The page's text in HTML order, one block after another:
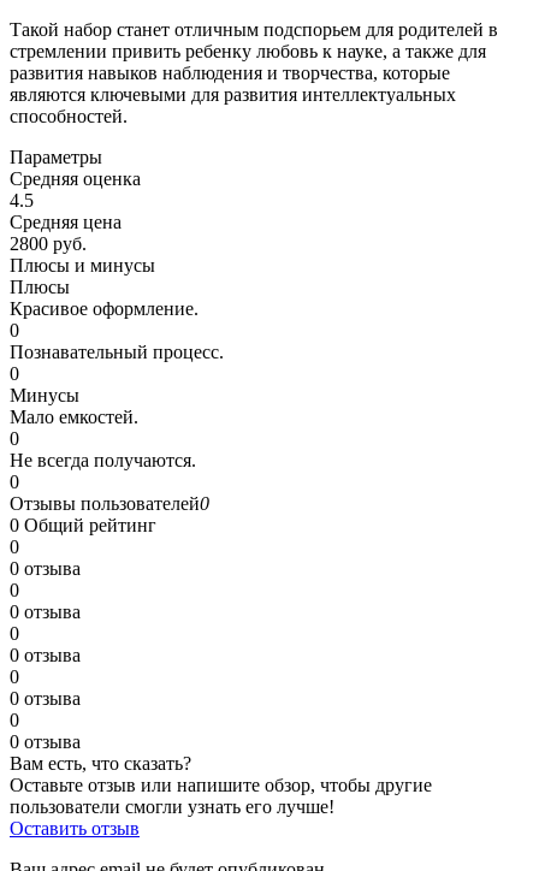
Такой набор станет отличным подспорьем для родителей в
стремлении привить ребенку любовь к науке, а также для
развития навыков наблюдения и творчества, которые
являются ключевыми для развития интеллектуальных
способностей.
Параметры
Средняя оценка
4.5
Средняя цена
2800 руб.
Плюсы и минусы
Плюсы
Красивое оформление.
0
Познавательный процесс.
0
Минусы
Мало емкостей.
0
Не всегда получаются.
0
Отзывы пользователей0
0 Общий рейтинг
0
0 отзыва
0
0 отзыва
0
0 отзыва
0
0 отзыва
0
0 отзыва
Вам есть, что сказать?
Оставьте отзыв или напишите обзор, чтобы другие
пользователи смогли узнать его лучше!
Оставить отзыв